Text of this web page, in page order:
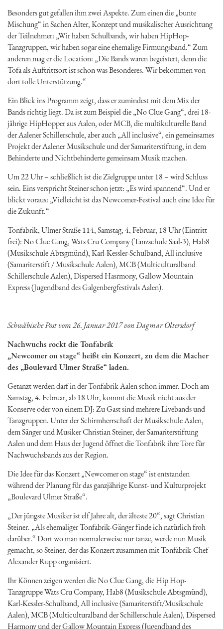
Besonders gut gefallen ihm zwei Aspekte. Zum einen die „bunte
Mischung“ in Sachen Alter, Konzept und musikalischer Ausrichtung
der Teilnehmer: „Wir haben Schulbands, wir haben HipHop-
Tanzgruppen, wir haben sogar eine ehemalige Firmungsband.“ Zum
anderen mag er die Location: „Die Bands waren begeistert, denn die
Tofa als Auftrittsort ist schon was Besonderes. Wir bekommen von
dort tolle Unterstützung.“
Ein Blick ins Programm zeigt, dass er zumindest mit dem Mix der
Bands richtig liegt. Da ist zum Beispiel die „No Clue Gang“, drei 18-
jährige HipHopper aus Aalen, oder MCB, die multikulturelle Band
der Aalener Schillerschule, aber auch „All inclusive“, ein gemeinsames
Projekt der Aalener Musikschule und der Samariterstiftung, in dem
Behinderte und Nichtbehinderte gemeinsam Musik machen.
Um 22 Uhr – schließlich ist die Zielgruppe unter 18 – wird Schluss
sein. Eins verspricht Steiner schon jetzt: „Es wird spannend“. Und er
blickt voraus: „Vielleicht ist das Newcomer-Festival auch eine Idee für
die Zukunft.“
Tonfabrik, Ulmer Straße 114, Samstag, 4, Februar, 18 Uhr (Eintritt
frei): No Clue Gang, Wats Cru Company (Tanzschule Saal-3), Hab8
(Musikschule Abtsgmünd), Karl-Kessler-Schulband, All inclusive
(Samariterstift / Musikschule Aalen), MCB (Multiculturalband
Schillerschule Aalen), Dispersed Hasrmony, Gallow Mountain
Express (Jugendband des Galgenbergfestivals Aalen).
Schwäbische Post vom 26. Januar 2017 von Dagmar Oltersdorf
Nachwuchs rockt die Tonfabrik
„Newcomer on stage“ heißt ein Konzert, zu dem die Macher
des „Boulevard Ulmer Straße“ laden.
Getanzt werden darf in der Tonfabrik Aalen schon immer. Doch am
Samstag, 4. Februar, ab 18 Uhr, kommt die Musik nicht aus der
Konserve oder von einem DJ: Zu Gast sind mehrere Livebands und
Tanzgruppen. Unter der Schirmherrschaft der Musikschule Aalen,
dem Sänger und Musiker Christian Steiner, der Samariterstiftung
Aalen und dem Haus der Jugend öffnet die Tonfabrik ihre Tore für
Nachwuchsbands aus der Region.
Die Idee für das Konzert „Newcomer on stage“ ist entstanden
während der Planung für das ganzjährige Kunst- und Kulturprojekt
„Boulevard Ulmer Straße“.
„Der jüngste Musiker ist elf Jahre alt, der älteste 20“, sagt Christian
Steiner. „Als ehemaliger Tonfabrik-Gänger finde ich natürlich froh
darüber.“ Dort wo man normalerweise nur tanze, werde nun Musik
gemacht, so Steiner, der das Konzert zusammen mit Tonfabrik-Chef
Alexander Rupp organisiert.
Ihr Können zeigen werden die No Clue Gang, die Hip Hop-
Tanzgruppe Wats Cru Company, Hab8 (Musikschule Abtsgmünd),
Karl-Kessler-Schulband, All inclusive (Samariterstift/Musikschule
Aalen), MCB (Multiculturalband der Schillerschule Aalen), Dispersed
Harmony und der Gallow Mountain Express (Jugendband des